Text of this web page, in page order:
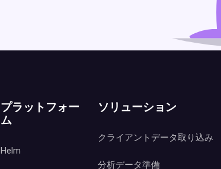
プラットフォー
ム
Helm
ソリューション
クライアントデータ取り込み
分析データ準備